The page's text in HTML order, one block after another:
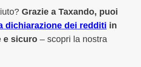
Grazie a Taxando, puoi
dichiarazione dei redditi in
e sicuro – scopri la nostra